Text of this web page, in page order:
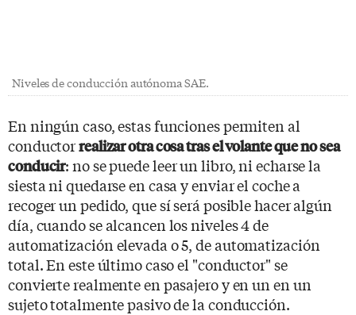
Niveles de conducción autónoma SAE.
En ningún caso, estas funciones permiten al
conductorrealizar otra cosa tras el volante que no sea
conducir: no se puede leer un libro, ni echarse la
siesta ni quedarse en casa y enviar el coche a
recoger un pedido, que sí será posible hacer algún
día, cuando se alcancen los niveles 4 de
automatización elevada o 5, de automatización
total. En este último caso el "conductor" se
convierte realmente en pasajero y en un en un
sujeto totalmente pasivo de la conducción.